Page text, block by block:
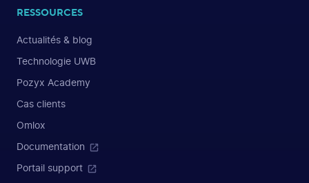
RESSOURCES
Actualités & blog
Technologie UWB
Pozyx Academy
Cas clients
Omlox
Documentation
Portail support